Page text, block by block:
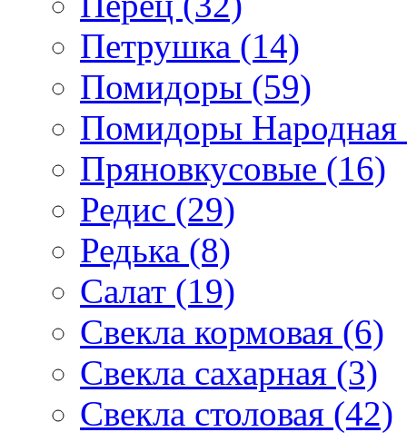
Петрушка (14)
Помидоры (59)
Помидоры Народная
Пряновкусовые (16)
Редис (29)
Редька (8)
Салат (19)
Свекла кормовая (6)
Свекла сахарная (3)
Свекла столовая (42)